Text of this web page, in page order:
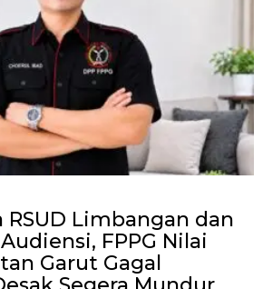
RSUD Limbangan dan
FPPG Nilai
Garut Gagal